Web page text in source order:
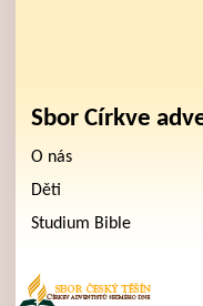
Sbor Církve
O nás
Děti
Studium Bible